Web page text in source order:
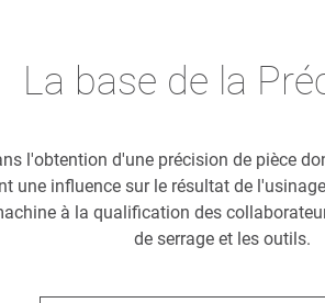
La base de la
l'obtention d'une précision de pièce
une influence sur le résultat de
à la qualification des
de serrage et les outils.